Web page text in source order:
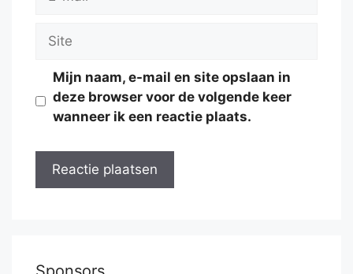
Site
Mijn naam, e-mail en site opslaan in
deze browser voor de volgende keer
wanneer ik een reactie plaats.